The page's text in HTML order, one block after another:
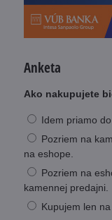
Anketa
Ako nakupujete
Idem priamo
Pozriem na
na eshope.
Pozriem na
kamennej predajni.
Kupujem len